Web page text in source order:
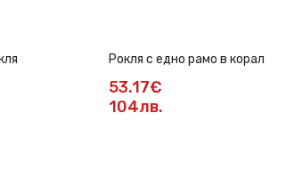
Рокля с едно рамо в корал
53.17€
104лв.